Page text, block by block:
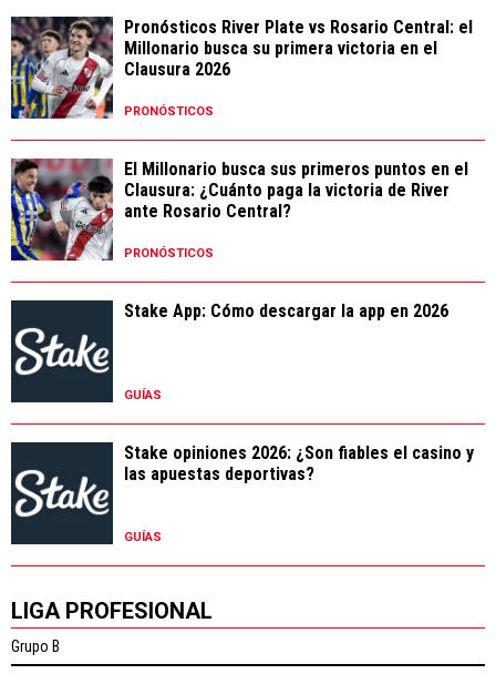
Pronósticos River Plate vs Rosario Central: el
Millonario busca su primera victoria en el
Clausura 2026
PRONÓSTICOS
El Millonario busca sus primeros puntos en el
Clausura: ¿Cuánto paga la victoria de River
ante Rosario Central?
PRONÓSTICOS
Stake App: Cómo descargar la app en 2026
GUÍAS
Stake opiniones 2026: ¿Son fiables el casino y
las apuestas deportivas?
GUÍAS
LIGA PROFESIONAL